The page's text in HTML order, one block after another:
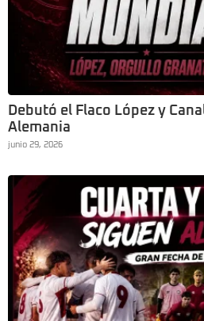
Debutó el Flaco López y
Alemania
junio 29, 2026